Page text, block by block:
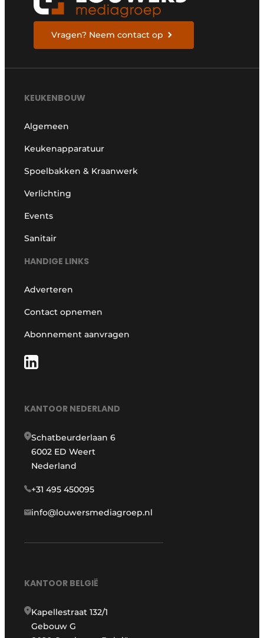
Vragen? Neem contact op
KEUKENBOUW
Algemeen
Keukenapparatuur
Spoelbakken & Kraanwerk
Verlichting
Events
Sanitair
HANDIGE LINKS
Adverteren
Contact opnemen
Abonnement aanvragen
KANTOOR NEDERLAND
Schatbeurderlaan 6
6002 ED Weert
Nederland
+31 495 450095
info@louwersmediagroep.nl
KANTOOR BELGIË
Kapellestraat 132/1
Gebouw G